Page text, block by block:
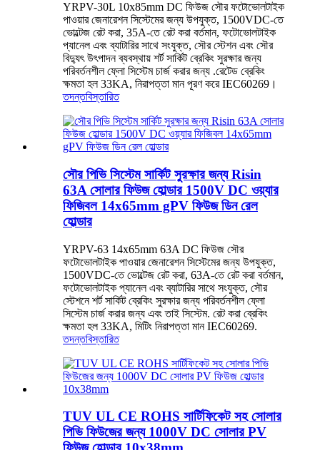
YRPV-30L 10x85mm DC ফিউজ সৌর ফটোভোলটাইক
পাওয়ার জেনারেশন সিস্টেমের জন্য উপযুক্ত, 1500VDC-তে
ভোল্টেজ রেট করা, 35A-তে রেট করা বর্তমান, ফটোভোলটাইক
প্যানেল এবং ব্যাটারির সাথে সংযুক্ত, সৌর স্টেশন এবং সৌর
বিদ্যুৎ উৎপাদন ব্যবস্থায় শর্ট সার্কিট ব্রেকিং সুরক্ষার জন্য
পরিবর্তনশীল ফ্লো সিস্টেম চার্জ করার জন্য .রেটেড ব্রেকিং
ক্ষমতা হল 33KA, নিরাপত্তা মান পূরণ করে IEC60269।
তদন্তবিস্তারিত
সৌর পিভি সিস্টেম সার্কিট সুরক্ষার জন্য Risin
63A সোলার ফিউজ হোল্ডার 1500V DC ওয়্যার
ফিজিবল 14x65mm gPV ফিউজ ডিন রেল
হোল্ডার
YRPV-63 14x65mm 63A DC ফিউজ সৌর
ফটোভোলটাইক পাওয়ার জেনারেশন সিস্টেমের জন্য উপযুক্ত,
1500VDC-তে ভোল্টেজ রেট করা, 63A-তে রেট করা বর্তমান,
ফটোভোলটাইক প্যানেল এবং ব্যাটারির সাথে সংযুক্ত, সৌর
স্টেশনে শর্ট সার্কিট ব্রেকিং সুরক্ষার জন্য পরিবর্তনশীল ফ্লো
সিস্টেম চার্জ করার জন্য এবং তাই সিস্টেম. রেট করা ব্রেকিং
ক্ষমতা হল 33KA, মিটিং নিরাপত্তা মান IEC60269.
তদন্তবিস্তারিত
TUV UL CE ROHS সার্টিফিকেট সহ সোলার
পিভি ফিউজের জন্য 1000V DC সোলার PV